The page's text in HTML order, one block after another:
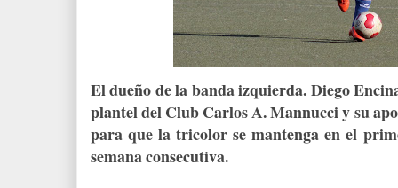
El dueño de la banda izquierda. Diego
plantel del Club Carlos A. Mannucci y su
para que la tricolor se mantenga en el
semana consecutiva.